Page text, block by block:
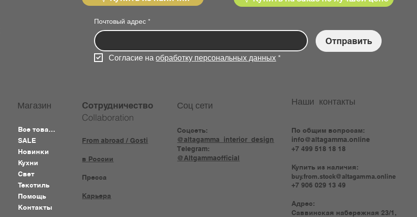
Почтовый адрес *
Отправить
Согласие на обработку персональных данных *
Сотрудничество
Collaboration
From abroad / Gosti
в России
Пресса
Карьера
Наши контакты
По общим вопросам:
info@altagamma.online
+7 499 518 18 18
Купить из наличия:
buy.from.stock@altagamma.online
+7 906 029 13 49
Адрес:
Саввинская набережная 23/1,
Магазин
Все товары
SALE
Новинки
Кухни
Свет
Текстиль
Помощь
Контакты
Соц сети
Соцсеть:
@altagamma_interior_design
Telegram:
@Altgammaofficial